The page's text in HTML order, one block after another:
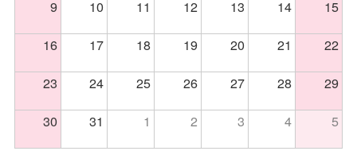
9 10 11 12 13 14
15
16
17 18 19 20 21
22
23
24 25 26 27 28
29
30
31 1 2 3 4 5